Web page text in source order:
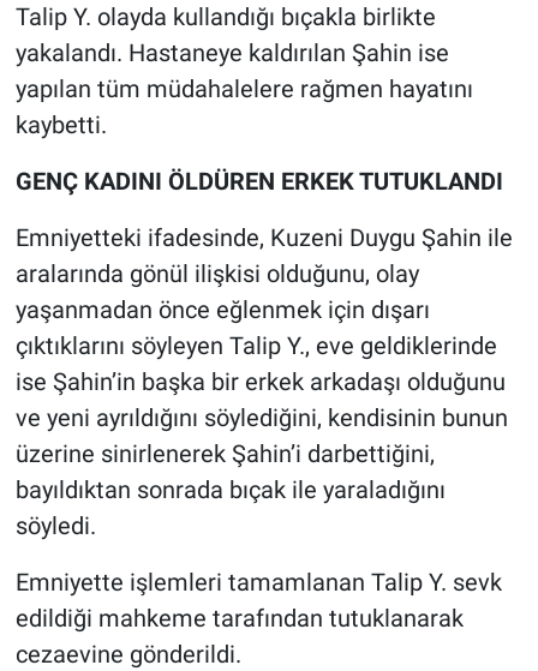
Talip Y. olayda kullandığı bıçakla birlikte
yakalandı. Hastaneye kaldırılan Şahin ise
yapılan tüm müdahalelere rağmen hayatını
kaybetti.
GENÇ KADINI ÖLDÜREN ERKEK TUTUKLANDI
Emniyetteki ifadesinde, Kuzeni Duygu Şahin ile
aralarında gönül ilişkisi olduğunu, olay
yaşanmadan önce eğlenmek için dışarı
çıktıklarını söyleyen Talip Y., eve geldiklerinde
ise Şahin’in başka bir erkek arkadaşı olduğunu
ve yeni ayrıldığını söylediğini, kendisinin bunun
üzerine sinirlenerek Şahin’i darbettiğini,
bayıldıktan sonrada bıçak ile yaraladığını
söyledi.
Emniyette işlemleri tamamlanan Talip Y. sevk
edildiği mahkeme tarafından tutuklanarak
cezaevine gönderildi.
Programlar
Sağlık
Türkiye'nin Geleceği
Türkiye'nin Gündemi
Yerel Gündem
Yerel Yaşam
Canlı Yayın